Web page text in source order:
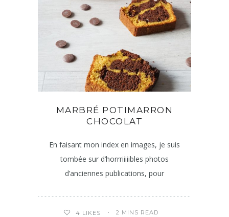
MARBRÉ POTIMARRON
CHOCOLAT
En faisant mon index en images, je suis
tombée sur d’horrriiiiibles photos
d’anciennes publications, pour
4 LIKES 2 MINS READ